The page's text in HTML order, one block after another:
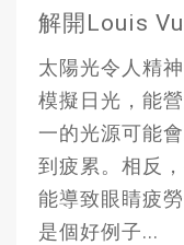
解開Louis
太陽光令人精
模擬日光，能
一的光源可能
到疲累。相反
能導致眼睛疲
是個好例子...